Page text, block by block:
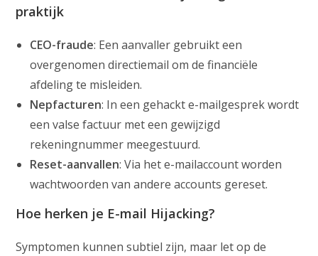
praktijk
CEO-fraude: Een aanvaller gebruikt een
overgenomen directiemail om de financiële
afdeling te misleiden.
Nepfacturen: In een gehackt e-mailgesprek wordt
een valse factuur met een gewijzigd
rekeningnummer meegestuurd.
Reset-aanvallen: Via het e-mailaccount worden
wachtwoorden van andere accounts gereset.
Hoe herken je E-mail Hijacking?
Symptomen kunnen subtiel zijn, maar let op de